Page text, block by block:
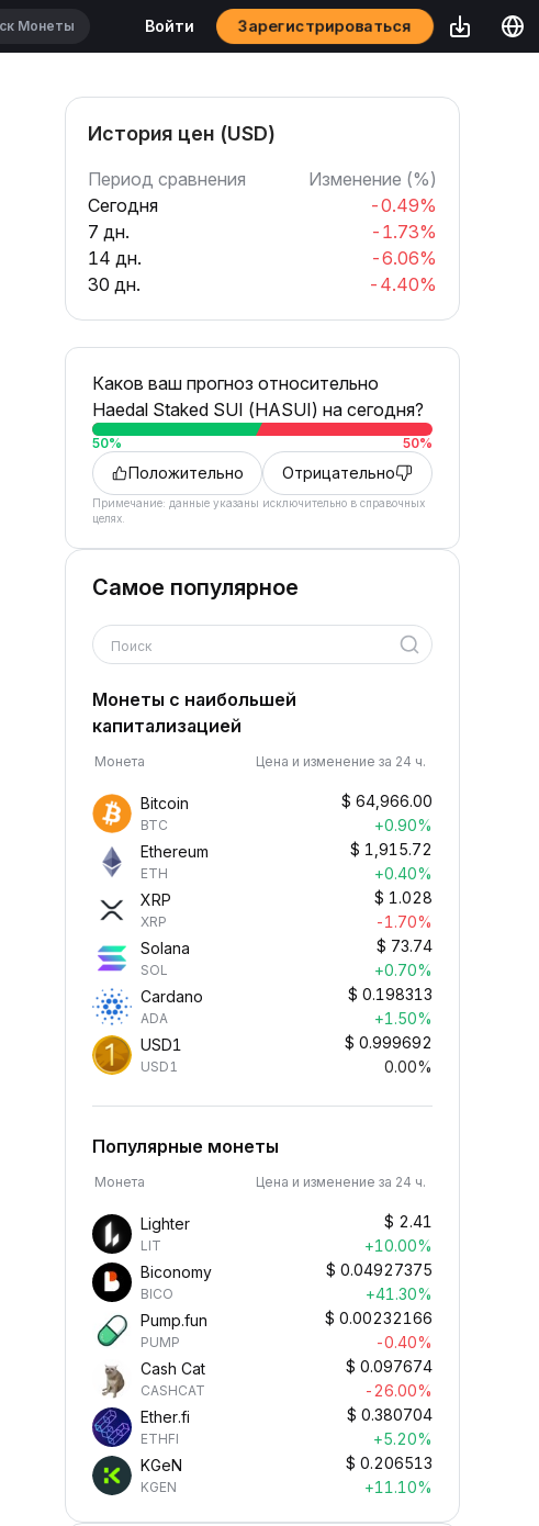
Войти Зарегистрироваться
История цен (USD)
Период сравнения
Изменение (%)
Сегодня
-0.49%
7 дн.
-1.73%
14 дн.
-6.06%
30 дн.
-4.40%
Каков ваш прогноз относительно
Haedal Staked SUI (HASUI) на сегодня?
50% 50%
Положительно Отрицательно
Примечание: данные указаны исключительно в справочных
целях.
Самое популярное
Поиск
Монеты с наибольшей
капитализацией
Монета Цена и изменение за 24 ч.
Bitcoin
BTC
$ 64,966.00
+0.90%
Ethereum
ETH
$ 1,915.72
+0.40%
XRP
XRP
$ 1.028
-1.70%
Solana
SOL
$ 73.74
+0.70%
Cardano
ADA
$ 0.198313
+1.50%
USD1
USD1
$ 0.999692
0.00%
Популярные монеты
Монета Цена и изменение за 24 ч.
Lighter
LIT
$ 2.41
+10.00%
Biconomy
BICO
$ 0.04927375
+41.30%
Pump.fun
PUMP
$ 0.00232166
-0.40%
Cash Cat
CASHCAT
$ 0.097674
-26.00%
Ether.fi
ETHFI
$ 0.380704
+5.20%
KGeN
KGEN
$ 0.206513
+11.10%